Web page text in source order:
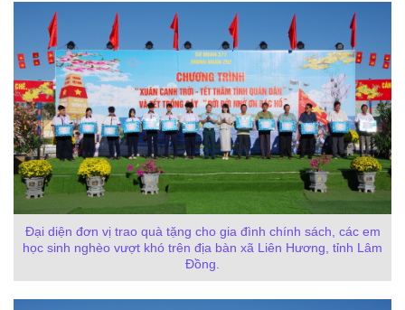
Đại diện đơn vị trao quà tặng cho gia đình chính sách, các em
học sinh nghèo vượt khó trên địa bàn xã Liên Hương, tỉnh Lâm
Đồng.